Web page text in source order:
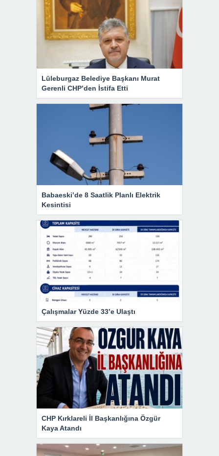
Lüleburgaz Belediye Başkanı Murat
Gerenli CHP’den İstifa Etti
Babaeski’de 8 Saatlik Planlı Elektrik
Kesintisi
Çalışmalar Yüzde 33’e Ulaştı
CHP Kırklareli İl Başkanlığına Özgür
Kaya Atandı